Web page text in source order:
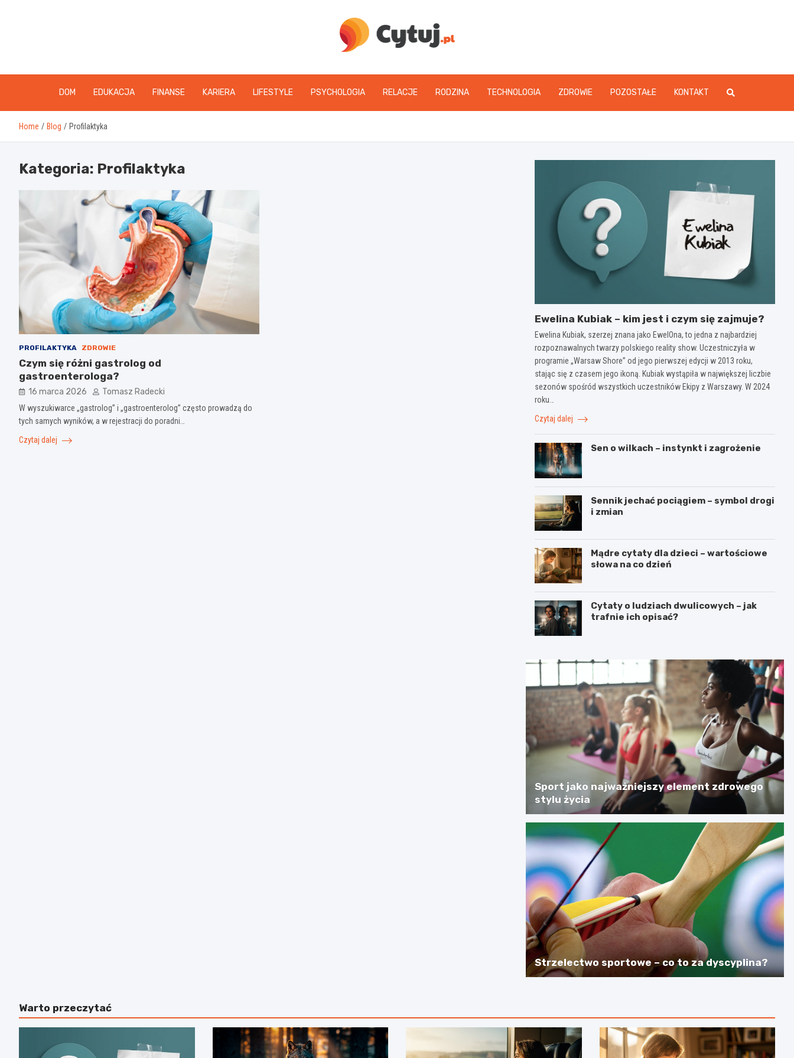
www.cytuj.pl
DOM EDUKACJA FINANSE KARIERA LIFESTYLE PSYCHOLOGIA RELACJE RODZINA TECHNOLOGIA ZDROWIE POZOSTAŁE KONTAKT
Home Blog Profilaktyka
Kategoria: Profilaktyka
PROFILAKTYKA ZDROWIE
Czym się różni gastrolog od
gastroenterologa?
16 marca 2026 Tomasz Radecki
W wyszukiwarce „gastrolog” i „gastroenterolog” często prowadzą do
tych samych wyników, a w rejestracji do poradni…
Czytaj dalej
Ewelina Kubiak – kim jest i czym się zajmuje?
Ewelina Kubiak, szerzej znana jako EwelOna, to jedna z najbardziej
rozpoznawalnych twarzy polskiego reality show. Uczestniczyła w
programie „Warsaw Shore” od jego pierwszej edycji w 2013 roku,
stając się z czasem jego ikoną. Kubiak wystąpiła w największej liczbie
sezonów spośród wszystkich uczestników Ekipy z Warszawy. W 2024
roku…
Czytaj dalej
Sen o wilkach – instynkt i zagrożenie
Sennik jechać pociągiem – symbol drogi
i zmian
Mądre cytaty dla dzieci – wartościowe
słowa na co dzień
Cytaty o ludziach dwulicowych – jak
trafnie ich opisać?
Sport jako najważniejszy element zdrowego
stylu życia
Strzelectwo sportowe – co to za dyscyplina?
Warto przeczytać